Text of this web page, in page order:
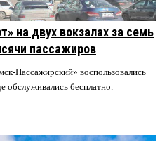
на двух вокзалах за семь
пассажиров
Пассажирский» воспользовались
обслуживались бесплатно.